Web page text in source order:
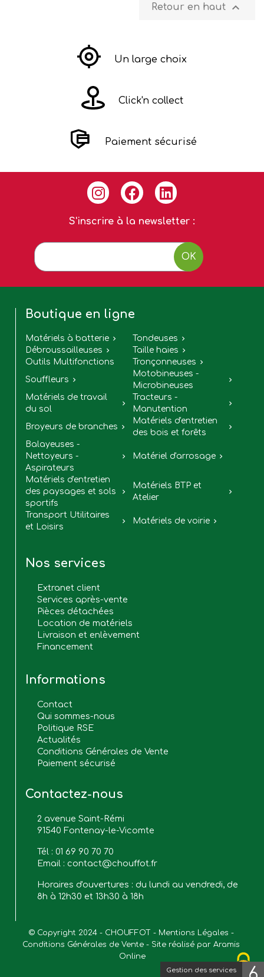
Retour en haut 
Un large choix
Click'n collect
Paiement sécurisé
S'inscrire à la newsletter :
OK
Boutique en ligne
Matériels à batterie  Tondeuses 
Débroussailleuses  Taille haies 
Outils Multifonctions Tronçonneuses 
Souffleurs 
Motobineuses -
Microbineuses

Matériels de travail
du sol

Tracteurs -
Manutention

Broyeurs de branches 
Matériels d'entretien
des bois et forêts

Balayeuses -
Nettoyeurs -
Aspirateurs
 Matériel d'arrosage 
Matériels d'entretien
des paysages et sols
sportifs

Matériels BTP et
Atelier

Transport Utilitaires
et Loisirs
 Matériels de voirie 
Nos services
Extranet client
Services après-vente
Pièces détachées
Location de matériels
Livraison et enlèvement
Financement
Informations
Contact
Qui sommes-nous
Politique RSE
Actualités
Conditions Générales de Vente
Paiement sécurisé
Contactez-nous
2 avenue Saint-Rémi
91540 Fontenay-le-Vicomte
Tél : 01 69 90 70 70
Email : contact@chouffot.fr
Horaires d'ouvertures : du lundi au vendredi, de
8h à 12h30 et 13h30 à 18h
© Copyright 2024 - CHOUFFOT - Mentions Légales
-
Conditions Générales de Vente - Site réalisé par Aramis
Online
Gestion des services